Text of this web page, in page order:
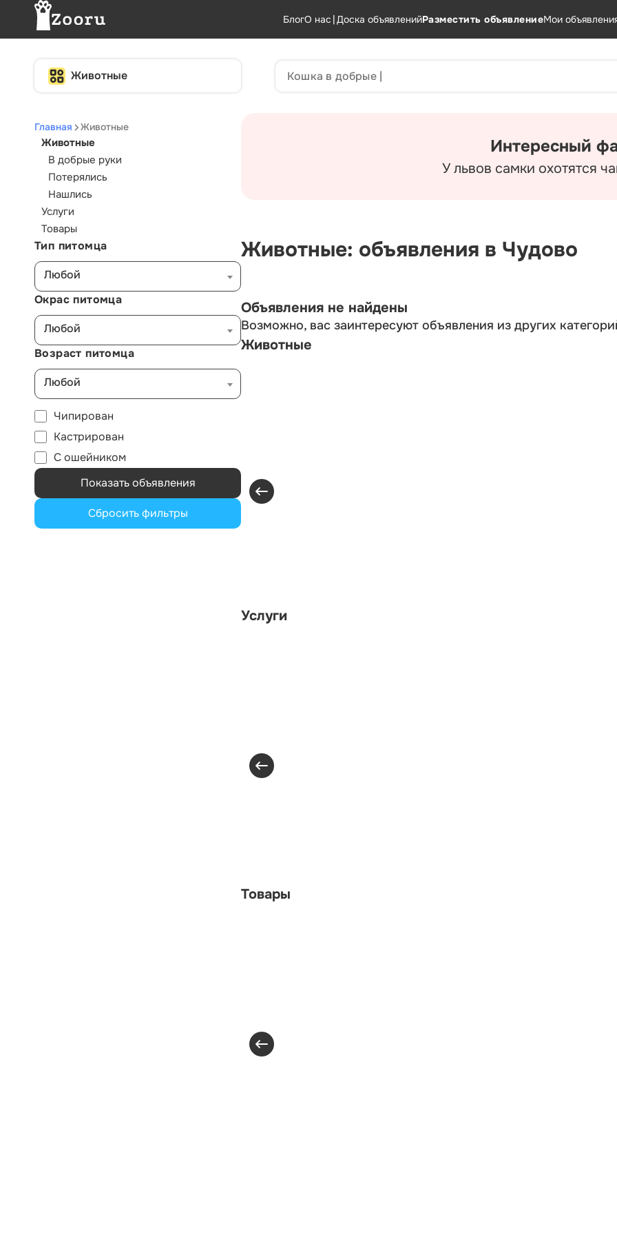
БлогО нас |Доска объявленийРазместить объявлениеМои
Животные
Главная Животные
Животные
В добрые руки
Потерялись
Нашлись
Услуги
Товары
Тип питомца
Любой
Окрас питомца
Любой
Возраст питомца
Любой
Чипирован
Кастрирован
С ошейником
Показать объявления
Сбросить фильтры
Интересный
У львов самки охотятся
Животные: объявления в Чудово
Объявления не найдены
Возможно, вас заинтересуют объявления из других
Животные
Услуги
Товары